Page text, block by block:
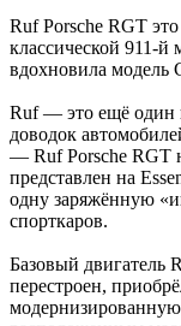
Ruf Porsche RGT
классической 911-й
вдохновила модель
Ruf — это ещё один
доводок
— Ruf Porsche RGT
представлен на
одну заряжённую
спорткаров.
Базовый двигатель
перестроен,